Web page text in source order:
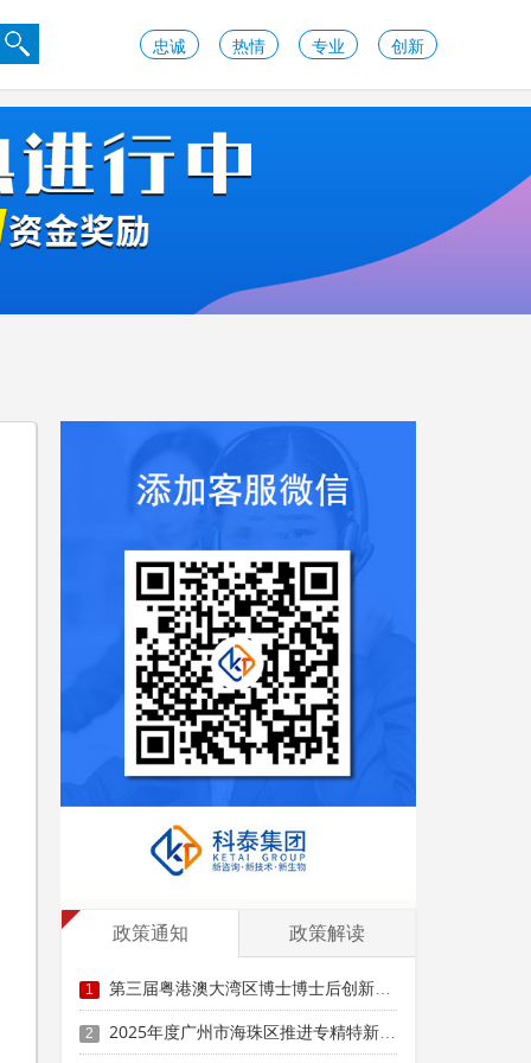
忠诚 热情 专业 创新
政策通知 政策解读
1 第三届粤港澳大湾区博士博士后创新创业大赛参赛时间、条件要求、资助奖励
2 2025年度广州市海珠区推进专精特新“育苗行动”实施办法奖励政策申报时间、条件要求、补助标准